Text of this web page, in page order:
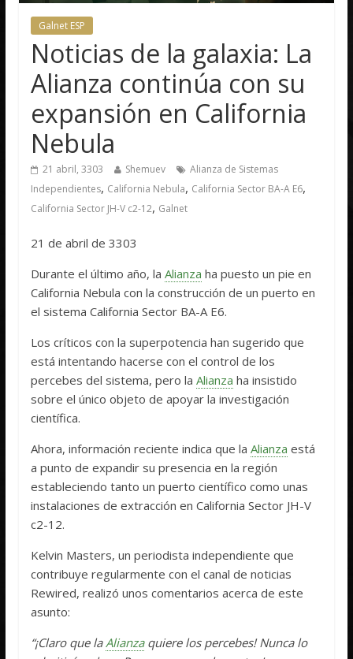
Galnet ESP
Noticias de la galaxia: La
Alianza continúa con su
expansión en California
Nebula
21 abril, 3303 Shemuev
Alianza de Sistemas
Independientes, California Nebula, California Sector BA-A E6,
California Sector JH-V c2-12, Galnet
21 de abril de 3303
Durante el último año, laAlianza ha puesto un pie en
California Nebula con la construcción de un puerto en
el sistema California Sector BA-A E6.
Los críticos con la superpotencia han sugerido que
está intentando hacerse con el control de los
percebes del sistema, pero laAlianza ha insistido
sobre el único objeto de apoyar la investigación
científica.
Ahora, información reciente indica que laAlianza está
a punto de expandir su presencia en la región
estableciendo tanto un puerto científico como unas
instalaciones de extracción en California Sector JH-V
c2-12.
Kelvin Masters, un periodista independiente que
contribuye regularmente con el canal de noticias
Rewired, realizó unos comentarios acerca de este
asunto:
“¡Claro que la Alianzaquiere los percebes! Nunca lo